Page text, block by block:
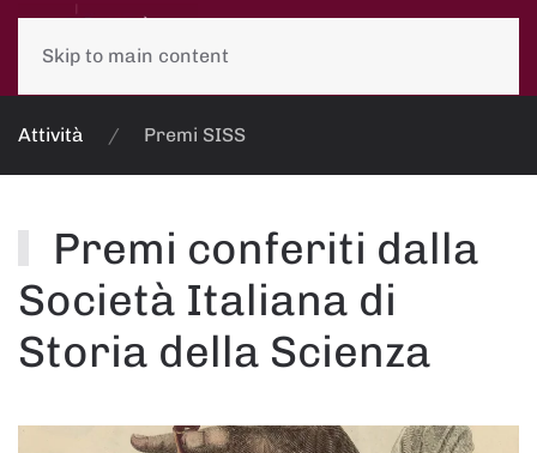
Skip to main content
Attività Premi SISS
Premi conferiti dalla
Società Italiana di
Storia della Scienza